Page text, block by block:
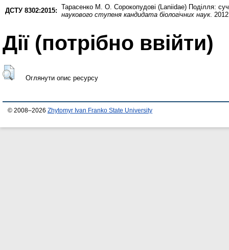
ДСТУ 8302:2015: Тарасенко М. О. Сорокопудові (Laniidae) Поділля:
наукового ступеня кандидата біологічних наук.
Дії ​​(потрібно ввійти)
Оглянути опис ресурсу
© 2008–2026 Zhytomyr Ivan Franko State University